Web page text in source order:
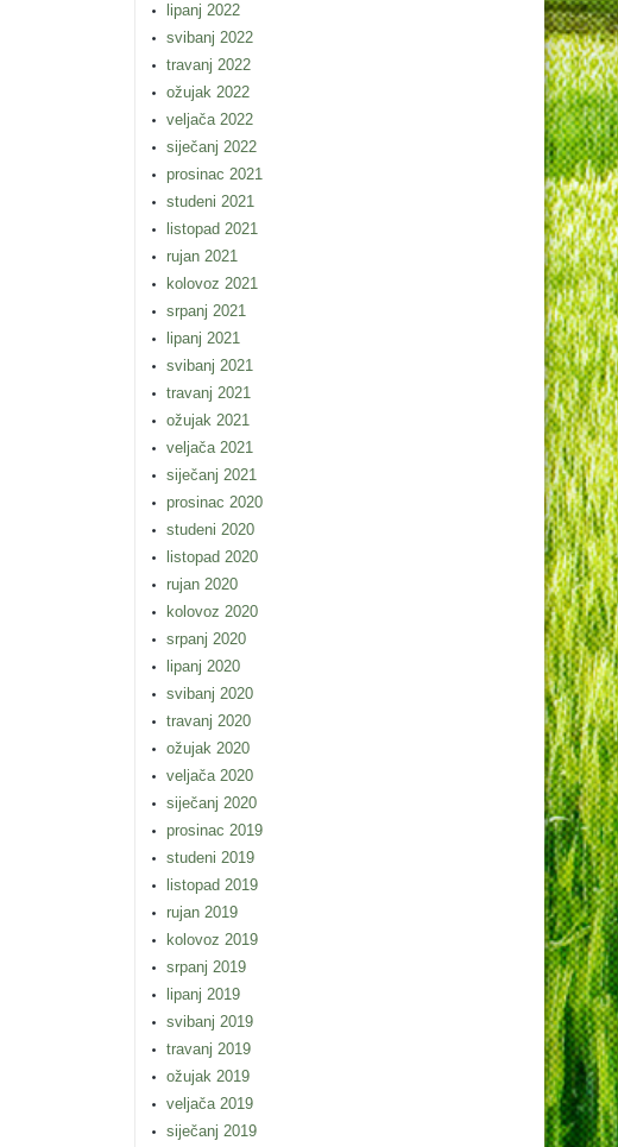
lipanj 2022
svibanj 2022
travanj 2022
ožujak 2022
veljača 2022
siječanj 2022
prosinac 2021
studeni 2021
listopad 2021
rujan 2021
kolovoz 2021
srpanj 2021
lipanj 2021
svibanj 2021
travanj 2021
ožujak 2021
veljača 2021
siječanj 2021
prosinac 2020
studeni 2020
listopad 2020
rujan 2020
kolovoz 2020
srpanj 2020
lipanj 2020
svibanj 2020
travanj 2020
ožujak 2020
veljača 2020
siječanj 2020
prosinac 2019
studeni 2019
listopad 2019
rujan 2019
kolovoz 2019
srpanj 2019
lipanj 2019
svibanj 2019
travanj 2019
ožujak 2019
veljača 2019
siječanj 2019